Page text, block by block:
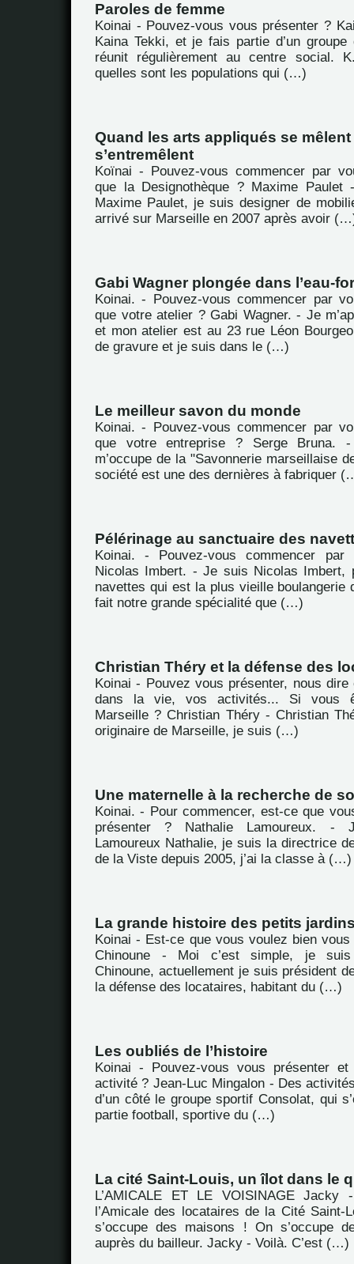
Paroles de femme
Koinai - Pouvez-vous vous présenter ?
Kaina Tekki, et je fais partie d’un
réunit régulièrement au centre social.
quelles sont les populations qui (…)
Quand les arts appliqués se mêlent
s’entremêlent
Koïnai - Pouvez-vous commencer par
que la Designothèque ? Maxime Paulet
Maxime Paulet, je suis designer de
arrivé sur Marseille en 2007 après avoir
Gabi Wagner plongée dans l’eau-
Koinai. - Pouvez-vous commencer par
que votre atelier ? Gabi Wagner. - Je
et mon atelier est au 23 rue Léon
de gravure et je suis dans le (…)
Le meilleur savon du monde
Koinai. - Pouvez-vous commencer par
que votre entreprise ? Serge Bruna.
m’occupe de la "Savonnerie marseillaise
société est une des dernières à fabriquer
Pélérinage au sanctuaire des
Koinai. - Pouvez-vous commencer
Nicolas Imbert. - Je suis Nicolas Imbert,
navettes qui est la plus vieille boulangerie
fait notre grande spécialité que (…)
Christian Théry et la défense des
Koinai - Pouvez vous présenter, nous
dans la vie, vos activités... Si vous
Marseille ? Christian Théry - Christian
originaire de Marseille, je suis (…)
Une maternelle à la recherche de
Koinai. - Pour commencer, est-ce que
présenter ? Nathalie Lamoureux. -
Lamoureux Nathalie, je suis la directrice
de la Viste depuis 2005, j’ai la classe à (…)
La grande histoire des petits
Koinai - Est-ce que vous voulez bien
Chinoune - Moi c’est simple, je suis
Chinoune, actuellement je suis président
la défense des locataires, habitant du (…)
Les oubliés de l’histoire
Koinai - Pouvez-vous vous présenter
activité ? Jean-Luc Mingalon - Des
d’un côté le groupe sportif Consolat, qui
partie football, sportive du (…)
La cité Saint-Louis, un îlot dans le
L’AMICALE ET LE VOISINAGE Jacky
l’Amicale des locataires de la Cité Saint-
s’occupe des maisons ! On s’occupe
auprès du bailleur. Jacky - Voilà. C’est (…)